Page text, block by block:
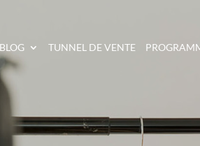
BLOG TUNNEL DE VENTE